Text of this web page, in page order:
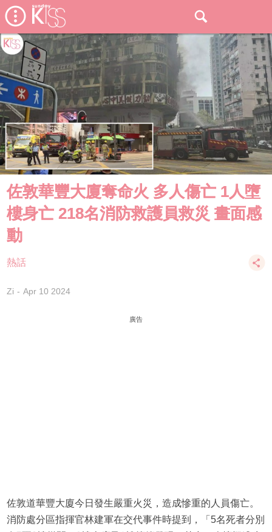
佐敦華豐大廈奪命火 多人傷亡 1人墮
樓身亡 218名消防救護員救災 畫面感
動
熱話
Zi Apr 10 2024
廣告
佐敦道華豐大廈今日發生嚴重火災，造成慘重的人員傷亡。
消防處分區指揮官林建軍在交代事件時提到，「5名死者分別